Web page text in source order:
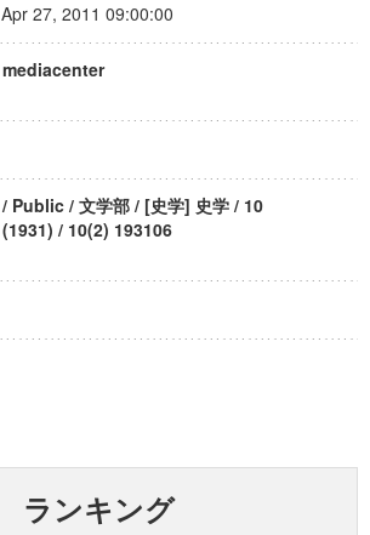
Apr 27, 2011 09:00:00
mediacenter
/ Public / 文学部 / [史学] 史学 / 10
(1931) / 10(2) 193106
ランキング